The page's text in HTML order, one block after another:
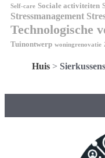
Self-care Sociale activiteiten
Stressmanagement
Technologische
Tuinontwerp woningrenovatie
Huis >